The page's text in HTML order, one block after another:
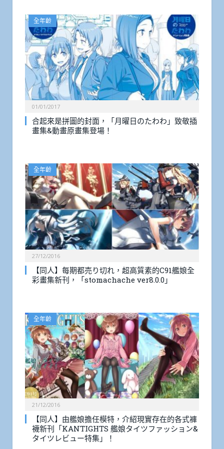
全年齡
01/01/2017
合起來是拼圖的封面，「月曜日のたわわ」致敬插
畫集&動畫原畫集登場！
全年齡
27/12/2016
【同人】每期都売り切れ，超高質素的C91艦娘全
彩畫集新刊，「stomachache ver8.0.0」
全年齡
21/12/2016
【同人】由艦娘擔任模特，介紹現實存在的各式褲
襪新刊「KANTIGHTS 艦娘タイツファッション&
タイツレビュー特集」！